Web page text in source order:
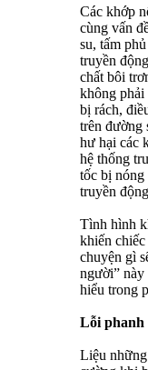
Các khớp
cùng vấn
su, tấm
truyền
chất bôi
không phải
bị rách,
trên đường
hư hại các
hệ thống
tốc bị nóng
truyền
Tình hình
khiến
chuyện gì
người” này
hiểu trong
Lỗi phanh
Liệu